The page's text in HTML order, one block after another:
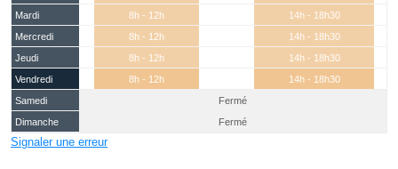
Mardi
8h - 12h
14h - 18h30
Mercredi
8h - 12h
14h - 18h30
Jeudi
8h - 12h
14h - 18h30
Vendredi
8h - 12h
14h - 18h30
Samedi
Fermé
Dimanche
Fermé
Signaler une erreur